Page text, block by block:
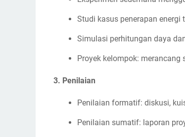
Studi kasus penerapan energi
Simulasi perhitungan daya
Proyek kelompok:
3. Penilaian
Penilaian formatif: diskusi,
Penilaian sumatif: laporan